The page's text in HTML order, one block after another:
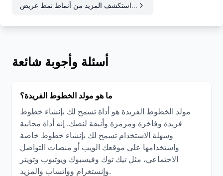
أسئلة وأجوبة شائعة
ما هو مولد الخطوط الفريدة؟
مولد الخطوط الفريدة هو أداة تسمح لك بإنشاء خطوط
فريدة وفاخرة ومرمزة وأنيقة لنصك. إنه أداة مجانية
وسهلة الاستخدام تسمح لك بإنشاء خطوط خاصة
واستخدامها على موقعك الويب أو منصات التواصل
الاجتماعي، مثل تيك توك وفيسبوك ويوتيوب وتويتر
وإنستغرام وواتساب والمزيد.